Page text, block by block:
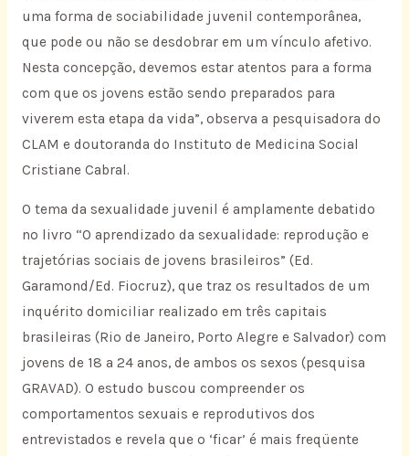
uma forma de sociabilidade juvenil contemporânea,
que pode ou não se desdobrar em um vínculo afetivo.
Nesta concepção, devemos estar atentos para a forma
com que os jovens estão sendo preparados para
viverem esta etapa da vida”, observa a pesquisadora do
CLAM e doutoranda do Instituto de Medicina Social
Cristiane Cabral.
O tema da sexualidade juvenil é amplamente debatido
no livro “O aprendizado da sexualidade: reprodução e
trajetórias sociais de jovens brasileiros” (Ed.
Garamond/Ed. Fiocruz), que traz os resultados de um
inquérito domiciliar realizado em três capitais
brasileiras (Rio de Janeiro, Porto Alegre e Salvador) com
jovens de 18 a 24 anos, de ambos os sexos (pesquisa
GRAVAD). O estudo buscou compreender os
comportamentos sexuais e reprodutivos dos
entrevistados e revela que o ‘ficar’ é mais freqüente